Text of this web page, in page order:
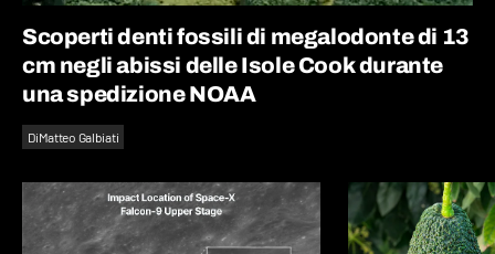
Scoperti denti fossili di megalodonte di 13
cm negli abissi delle Isole Cook durante
una spedizione NOAA
DiMatteo Galbiati